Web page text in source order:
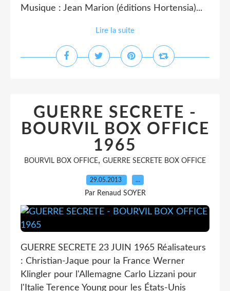
Musique : Jean Marion (éditions Hortensia)...
Lire la suite
GUERRE SECRETE -
BOURVIL BOX OFFICE
1965
BOURVIL BOX OFFICE, GUERRE SECRETE BOX OFFICE
29.05.2013 …
Par Renaud SOYER
GUERRE SECRETE 23 JUIN 1965 Réalisateurs
: Christian-Jaque pour la France Werner
Klingler pour l'Allemagne Carlo Lizzani pour
l'Italie Terence Young pour les États-Unis